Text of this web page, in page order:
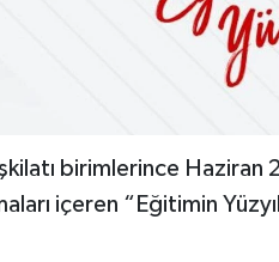
birimlerince Haziran
içeren “Eğitimin